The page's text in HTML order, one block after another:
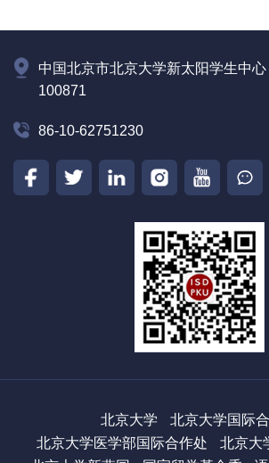
中国北京市北京大学新太阳学生中
100871
86-10-62751230
北京大学
北京大学国际
北京大学医学部国际合作处
北京大